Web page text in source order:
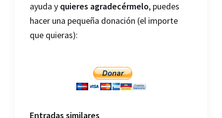
ayuda y quieres agradecérmelo, puedes
hacer una pequeña donación (el importe
que quieras):
Entradas similares